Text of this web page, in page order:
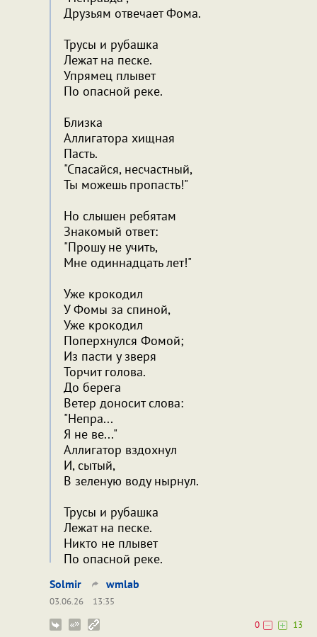
Друзьям отвечает Фома.
Трусы и рубашка
Лежат на песке.
Упрямец плывет
По опасной реке.
Близка
Аллигатора хищная
Пасть.
"Спасайся, несчастный,
Ты можешь пропасть!"
Но слышен ребятам
Знакомый ответ:
"Прошу не учить,
Мне одиннадцать лет!"
Уже крокодил
У Фомы за спиной,
Уже крокодил
Поперхнулся Фомой;
Из пасти у зверя
Торчит голова.
До берега
Ветер доносит слова:
"Непра...
Я не ве..."
Аллигатор вздохнул
И, сытый,
В зеленую воду нырнул.
Трусы и рубашка
Лежат на песке.
Никто не плывет
По опасной реке.
Solmir wmlab
03.06.26
13:35
0
13